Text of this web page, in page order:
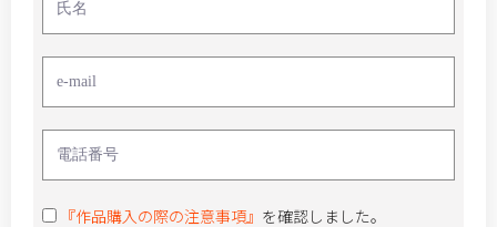
『作品購入の際の注意事項』 を確認しました。